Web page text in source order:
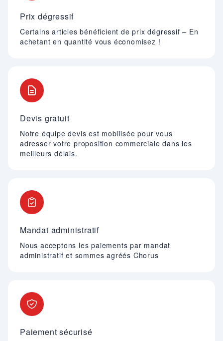
Prix dégressif
Certains articles bénéficient de prix dégressif – En
achetant en quantité vous économisez !
Devis gratuit
Notre équipe devis est mobilisée pour vous
adresser votre proposition commerciale dans les
meilleurs délais.
Mandat administratif
Nous acceptons les paiements par mandat
administratif et sommes agréés Chorus
Paiement sécurisé